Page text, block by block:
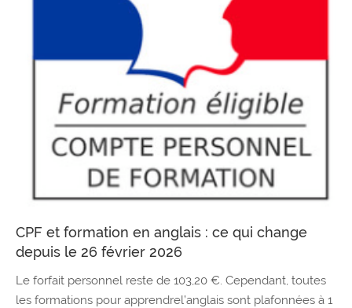
CPF et formation en anglais : ce qui change
depuis le 26 février 2026
Le forfait personnel reste de 103,20 €. Cependant, toutes
les formations pour apprendrel’anglais sont plafonnées à 1